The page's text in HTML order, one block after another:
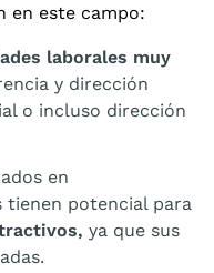
en este campo:
laborales muy
y dirección
o incluso dirección
en
tienen potencial para
ya que sus